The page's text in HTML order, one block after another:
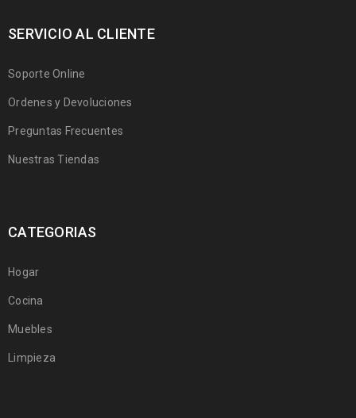
SERVICIO AL CLIENTE
Soporte Online
Ordenes y Devoluciones
Preguntas Frecuentes
Nuestras Tiendas
CATEGORIAS
Hogar
Cocina
Muebles
Limpieza